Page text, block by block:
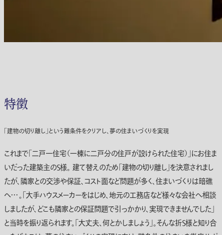
特徴
「建物の切り離し」という難条件をクリアし、夢の住まいづくりを実現
これまで「二戸一住宅（一棟に二戸分の住戸が設けられた住宅）」にお住ま
いだった建築主のＳ様。 建て替えのため「建物の切り離し」を決意されまし
たが、隣家との交渉や保証、コスト面など問題が多く、住まいづくりは暗礁
へ・・・。「大手ハウスメーカーをはじめ、地元の工務店など様々な会社へ相談
しましたが、どこも隣家との保証問題で引っかかり、実現できませんでした」
と当時を振り返られます。「大丈夫、何とかしましょう」。そんな折Ｓ様と知り合